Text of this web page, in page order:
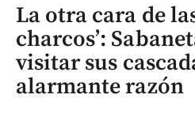
La otra cara de
charcos’:
visitar sus
alarmante razón